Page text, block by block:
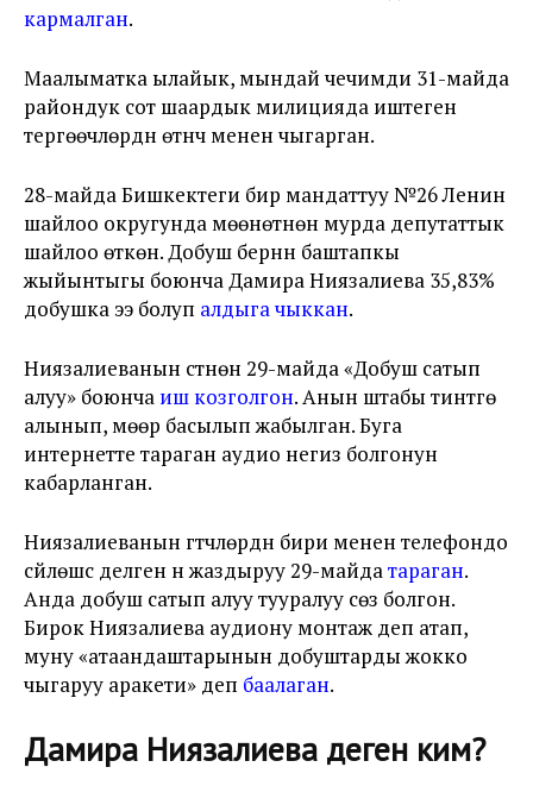
кармалган.
Маалыматка ылайык, мындай чечимди 31-майда
райондук сот шаардык милицияда иштеген
тергөөчүлөрдүн өтүнүчү менен чыгарган.
28-майда Бишкектеги бир мандаттуу №26 Ленин
шайлоо округунда мөөнөтүнөн мурда депутаттык
шайлоо өткөн. Добуш берүүнүн баштапкы
жыйынтыгы боюнча Дамира Ниязалиева 35,83%
добушка ээ болуп алдыга чыккан.
Ниязалиеванын үстүнөн 29-майда «Добуш сатып
алуу» боюнча иш козголгон. Анын штабы тинтүүгө
алынып, мөөр басылып жабылган. Буга
интернетте тараган аудио негиз болгонун
кабарланган.
Ниязалиеванын үгүтчүлөрдүн бири менен телефондо
сүйлөшүүсү делген үн жаздыруу 29-майдатараган.
Анда добуш сатып алуу тууралуу сөз болгон.
Бирок Ниязалиева аудиону монтаж деп атап,
муну «атаандаштарынын добуштарды жокко
чыгаруу аракети» деп баалаган.
Дамира Ниязалиева деген ким?